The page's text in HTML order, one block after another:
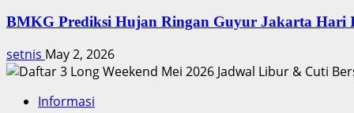
BMKG Prediksi Hujan Ringan Guyur Jakarta Hari
setnis May 2, 2026
Informasi